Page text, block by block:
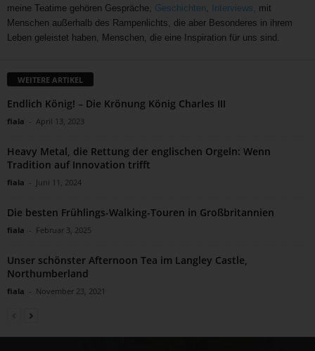
meine Teatime gehören Gespräche, Geschichten, Interviews, mit
Menschen außerhalb des Rampenlichts, die aber Besonderes in ihrem
Leben geleistet haben, Menschen, die eine Inspiration für uns sind.
WEITERE ARTIKEL
Endlich König! – Die Krönung König Charles III
fiala - April 13, 2023
Heavy Metal, die Rettung der englischen Orgeln: Wenn
Tradition auf Innovation trifft
fiala - Juni 11, 2024
Die besten Frühlings-Walking-Touren in Großbritannien
fiala - Februar 3, 2025
Unser schönster Afternoon Tea im Langley Castle,
Northumberland
fiala - November 23, 2021